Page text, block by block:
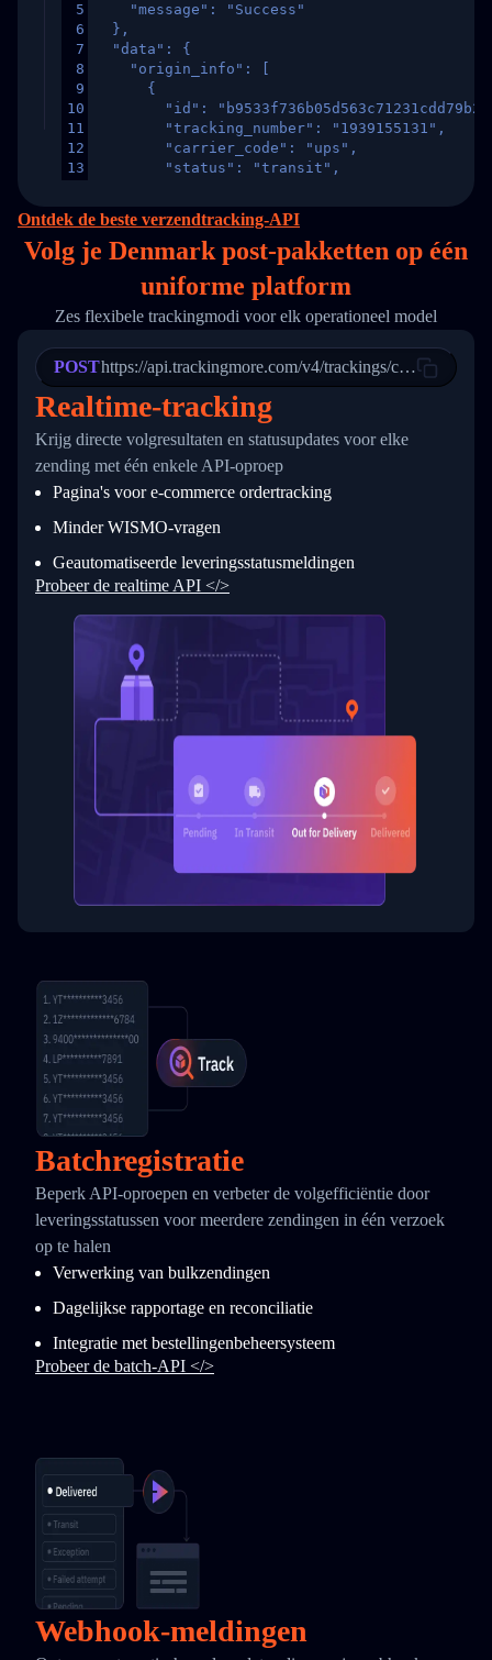
5
6
7
8
9
10
11
12
13
16
17
18
21
22
23
24
25
27
28
29
30
31
33
34
    "message": "Success"
  },
  "data": {
    "origin_info": [
      {
"id":
        "tracking_number": "1939155131",
        "carrier_code": "ups",
        "status": "transit",
        "itemTimeLength": 2,
        "weblink": "",
        "phone": null,
        "trackinfo": [
          {
            "Date": "2017-03-08 04: 22: 00",
"StatusDescription": "Departed
"Details": "Departed Facility
          },
          {
            "Date": "2017-03-06 15:28:00",
"StatusDescription": "Shipment
"Details": "BEIJING-
          }
      }
  }
}
Ontdek de beste verzendtracking-API
Volg je Denmark post-pakketten op één
uniforme platform
Zes flexibele trackingmodi voor elk operationeel model
POSThttps://api.trackingmore.com/v4/trackings/create
Realtime-tracking
Krijg directe volgresultaten en statusupdates voor elke
zending met één enkele API-oproep
Pagina's voor e-commerce ordertracking
Minder WISMO-vragen
Geautomatiseerde leveringsstatusmeldingen
Probeer de realtime API </>
Batchregistratie
Beperk API-oproepen en verbeter de volgefficiëntie door
leveringsstatussen voor meerdere zendingen in één verzoek
op te halen
Verwerking van bulkzendingen
Dagelijkse rapportage en reconciliatie
Integratie met bestellingenbeheersysteem
Probeer de batch-API </>
Webhook-meldingen